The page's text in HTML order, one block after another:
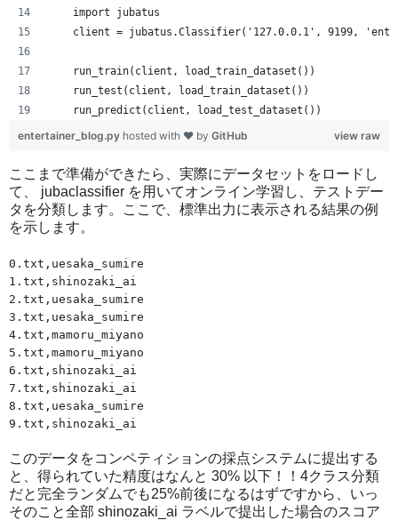
    import jubatus
client = jubatus.Classifier('127.0.0.1', 9199,
    run_train(client, load_train_dataset())
    run_test(client, load_train_dataset())
    run_predict(client, load_test_dataset())
view raw
entertainer_blog.py hosted with ❤ by GitHub
ここまで準備ができたら、実際にデータセットをロードし
て、 jubaclassifier を用いてオンライン学習し、テストデー
タを分類します。ここで、標準出力に表示される結果の例
を示します。
0.txt,uesaka_sumire
1.txt,shinozaki_ai
2.txt,uesaka_sumire
3.txt,uesaka_sumire
4.txt,mamoru_miyano
5.txt,mamoru_miyano
6.txt,shinozaki_ai
7.txt,shinozaki_ai
8.txt,uesaka_sumire
9.txt,shinozaki_ai
このデータをコンペティションの採点システムに提出する
と、得られていた精度はなんと 30% 以下！！4クラス分類
だと完全ランダムでも25%前後になるはずですから、いっ
そのこと全部 shinozaki_ai ラベルで提出した場合のスコア